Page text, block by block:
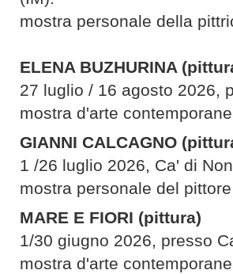
mostra personale della
ELENA BUZHURINA
27 luglio / 16 agosto 2026,
mostra d'arte
GIANNI CALCAGNO
1 /26 luglio 2026, Ca' di
mostra personale del pittore
MARE E FIORI (pittura)
1/30 giugno 2026, presso
mostra d'arte